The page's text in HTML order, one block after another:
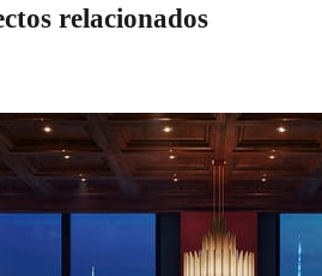
relacionados